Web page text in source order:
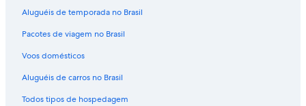
Aluguéis de temporada no Brasil
Pacotes de viagem no Brasil
Voos domésticos
Aluguéis de carros no Brasil
Todos tipos de hospedagem